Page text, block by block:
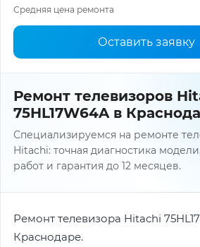
Средняя цена ремонта
Оставить заявку
Ремонт телевизоров
75HL17W64A в
Специализируемся на ремонте
Hitachi: точная диагностика
работ и гарантия до 12 месяцев.
Ремонт телевизора Hitachi
Краснодаре.